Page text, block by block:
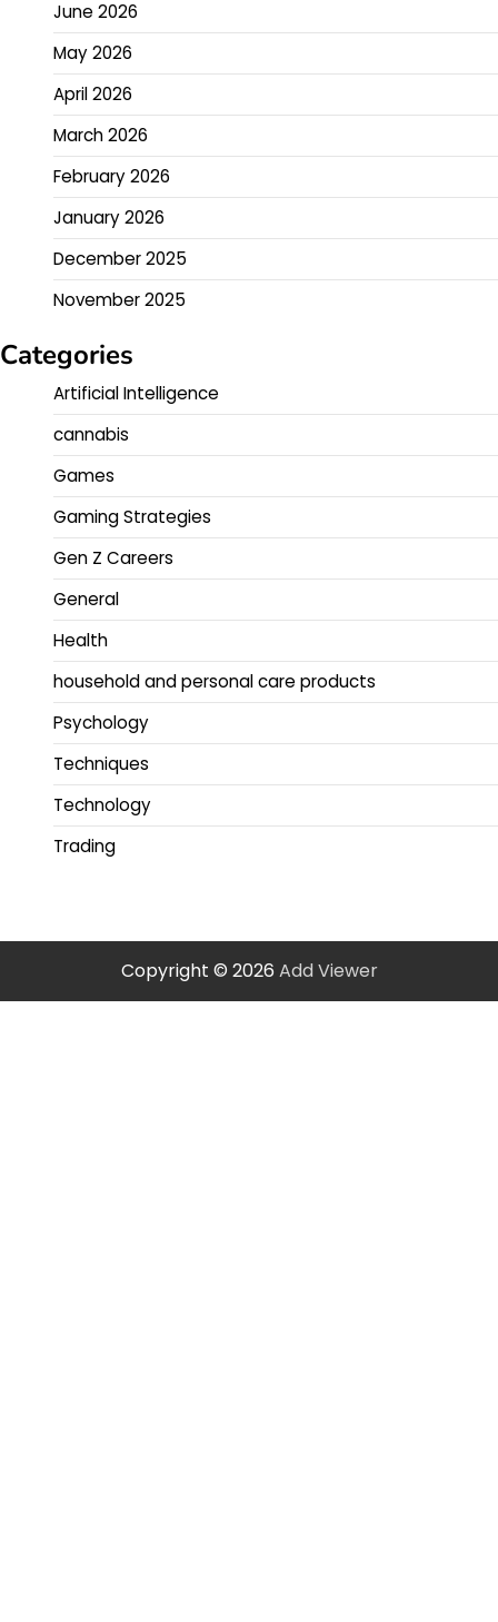
June 2026
May 2026
April 2026
March 2026
February 2026
January 2026
December 2025
November 2025
Categories
Artificial Intelligence
cannabis
Games
Gaming Strategies
Gen Z Careers
General
Health
household and personal care products
Psychology
Techniques
Technology
Trading
Copyright © 2026 Add Viewer